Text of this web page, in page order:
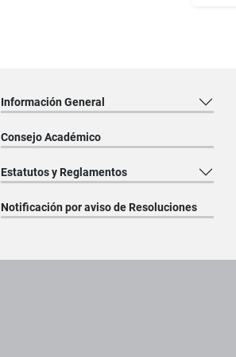
Información General
Consejo Académico
Estatutos y Reglamentos
Notificación por aviso de Resoluciones